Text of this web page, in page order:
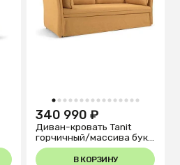
1 2 3 4 5 6 7 8 9 10111213141516
340 990 ₽
Диван-кровать Tanit
горчичный/массива бука
210см
В КОРЗИНУ